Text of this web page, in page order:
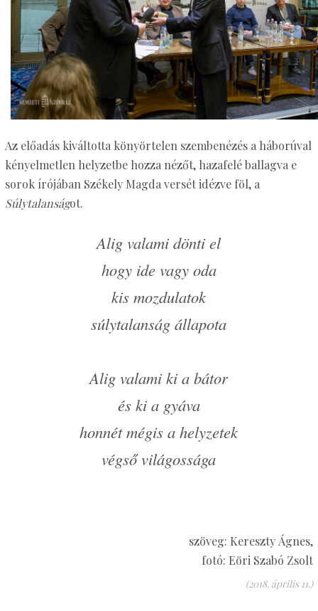
Az előadás kiváltotta könyörtelen szembenézés a háborúval
kényelmetlen helyzetbe hozza nézőt, hazafelé ballagva e
sorok írójában Székely Magda versét idézve föl, a
Súlytalanságot.
Alig valami dönti el
hogy ide vagy oda
kis mozdulatok
súlytalanság állapota
Alig valami ki a bátor
és ki a gyáva
honnét mégis a helyzetek
végső világossága
szöveg: Kereszty Ágnes,
fotó: Eöri Szabó Zsolt
(2018. április 11.)